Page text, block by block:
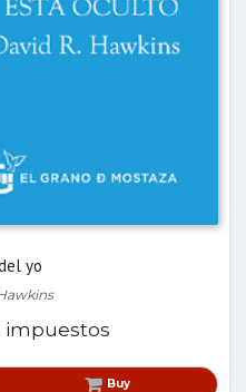
yo
impuestos
Buy